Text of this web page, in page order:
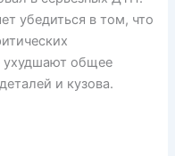
убедиться в том, что
ухудшают общее
и кузова.